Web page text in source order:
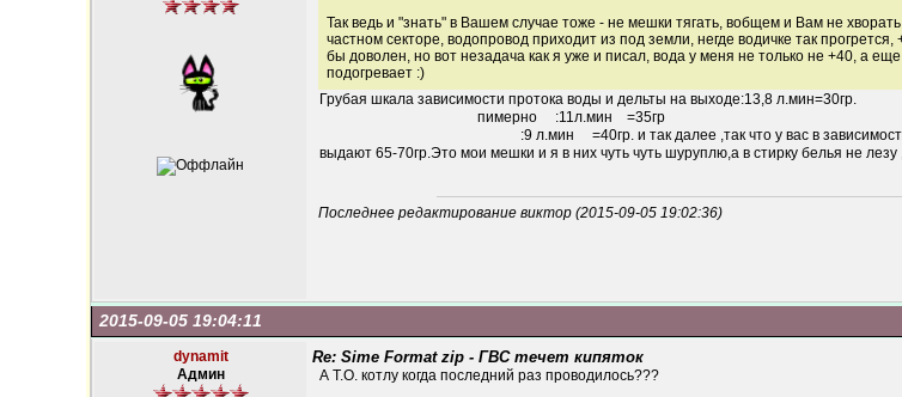
Так ведь и "знать" в Вашем случае тоже - не мешки тягать, вобщем и Вам не
частном секторе, водопровод приходит из под земли, негде водичке так
бы доволен, но вот незадача как я уже и писал, вода у меня не только не +40, а
подогревает :)
Грубая шкала зависимости протока воды и дельты на выходе:13,8 л.мин=30гр.
пимерно :11л.мин =35гр
:9 л.мин =40гр. и так далее ,так что у вас в зависимости от
выдают 65-70гр.Это мои мешки и я в них чуть чуть шуруплю,а в стирку белья не
Последнее редактирование виктор (2015-09-05 19:02:36)
2015-09-05 19:04:11
dynamit
Админ
Re: Sime Format zip - ГВС течет кипяток
А Т.О. котлу когда последний раз проводилось???